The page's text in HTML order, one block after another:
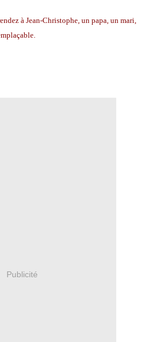
à Jean-Christophe, un papa, un mari,
Publicité